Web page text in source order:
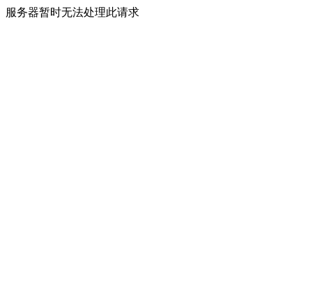
服务器暂时无法处理此请求